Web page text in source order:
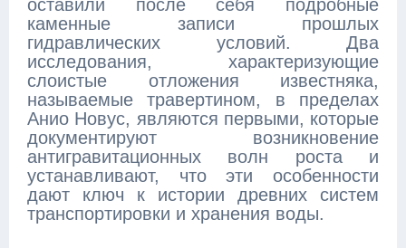
оставили после себя подробные
каменные записи прошлых
гидравлических условий. Два
исследования, характеризующие
слоистые отложения известняка,
называемые травертином, в пределах
Анио Новус, являются первыми, которые
документируют возникновение
антигравитационных волн роста и
устанавливают, что эти особенности
дают ключ к истории древних систем
транспортировки и хранения воды.